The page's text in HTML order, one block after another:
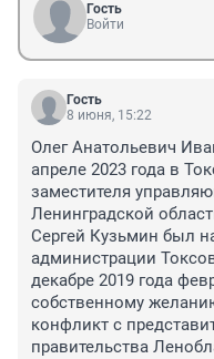
Гость
Войти
Гость
8 июня, 15:22
Олег Анатольевич
апреле 2023 года в
заместителя
Ленинградской
Сергей Кузьмин был
администрации
декабре 2019 года
собственному
конфликт с
правительства